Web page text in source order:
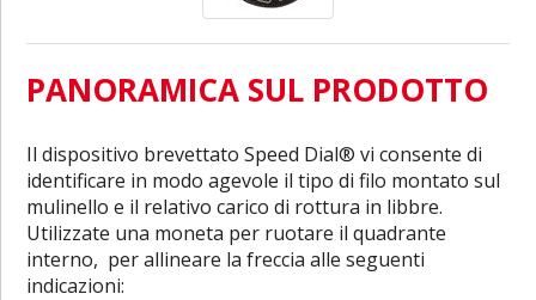
PANORAMICA SUL PRODOTTO
Il dispositivo brevettato Speed Dial® vi consente di
identificare in modo agevole il tipo di filo montato sul
mulinello e il relativo carico di rottura in libbre.
Utilizzate una moneta per ruotare il quadrante
interno, per allineare la freccia alle seguenti
indicazioni: